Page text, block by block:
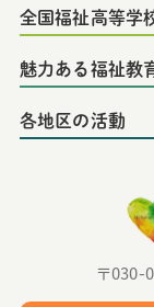
全国福祉高等学
魅力ある福祉教
各地区の活動
〒030-